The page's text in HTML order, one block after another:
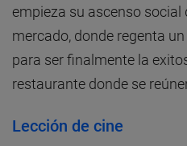
empieza su ascenso social
mercado, donde regenta
para ser finalmente la
restaurante donde se
Lección de cine